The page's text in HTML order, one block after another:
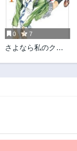
第34話
第29話
3年前
第24話
第9話
0 7
さよなら私のクラ